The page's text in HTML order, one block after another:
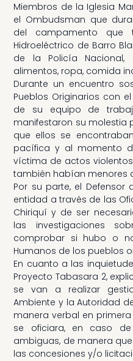
Miembros de la Iglesia
el Ombudsman que
del campamento que
Hidroeléctrico de Barro
de la Policía Nacional,
alimentos, ropa, comida
Durante un encuentro
Pueblos Originarios con
de su equipo de
manifestaron su molestia
que ellos se
pacífica y al momento
víctima de actos
también habían menores
Por su parte, el Defensor
entidad a través de las
Chiriquí y de ser
las investigaciones
comprobar si hubo o
Humanos de los pueblos
En cuanto a las
Proyecto Tabasara 2,
se van a realizar
Ambiente y la Autoridad
manera verbal en
se oficiara, en caso
ambiguas, de manera
las concesiones y/o